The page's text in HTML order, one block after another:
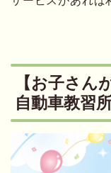
【お子さん
自動車教習